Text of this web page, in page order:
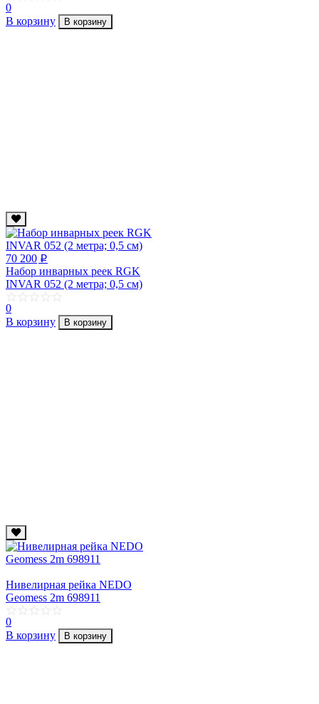
0
В корзину
В корзину
70 200 p
Набор инварных реек RGK
INVAR 052 (2 метра; 0,5 см)
0
В корзину
В корзину
Нивелирная рейка NEDO
Geomess 2m 698911
0
В корзину
В корзину